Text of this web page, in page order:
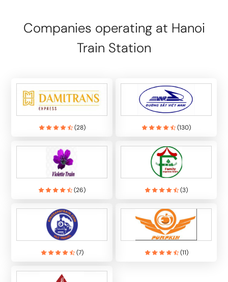
Companies operating at Hanoi
Train Station
(28) (130)
(26) (3)
(7) (11)